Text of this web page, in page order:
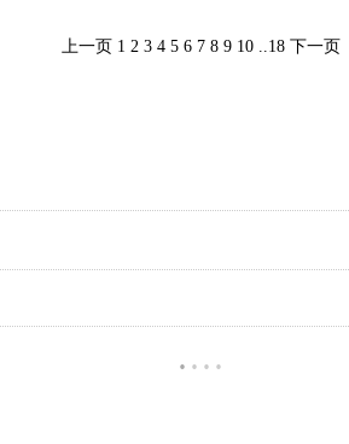
上一页 1 2 3 4 5 6 7 8 9 10..18 下一页
····